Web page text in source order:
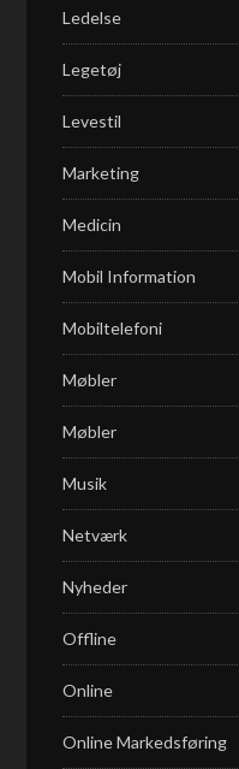
Ledelse
Legetøj
Levestil
Marketing
Medicin
Mobil Information
Mobiltelefoni
Møbler
Møbler
Musik
Netværk
Nyheder
Offline
Online
Online Markedsføring